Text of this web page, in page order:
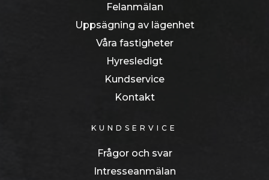
Felanmälan
Uppsägning av lägenhet
Våra fastigheter
Hyresledigt
Kundservice
Kontakt
KUNDSERVICE
Frågor och svar
Intresseanmälan